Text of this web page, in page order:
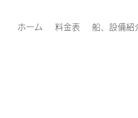
ホーム 料金表 船、設備紹